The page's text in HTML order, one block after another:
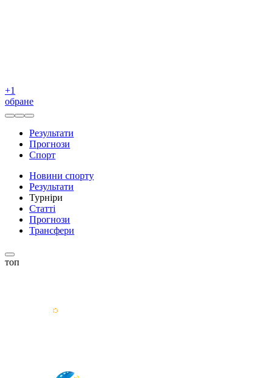
+1
обране
Результати
Прогнози
Спорт
Новини спорту
Результати
Турніри
Статті
Прогнози
Трансфери
топ